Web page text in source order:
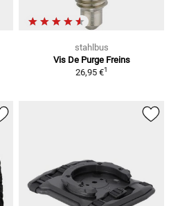
stahlbus
Vis De Purge Freins
26,95 €1